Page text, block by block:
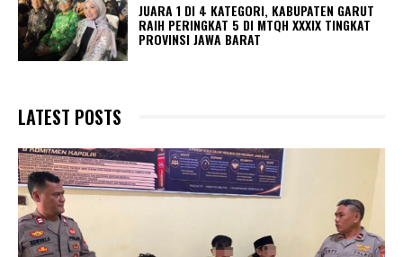
JUARA 1 DI 4 KATEGORI, KABUPATEN GARUT
RAIH PERINGKAT 5 DI MTQH XXXIX TINGKAT
PROVINSI JAWA BARAT
LATEST POSTS